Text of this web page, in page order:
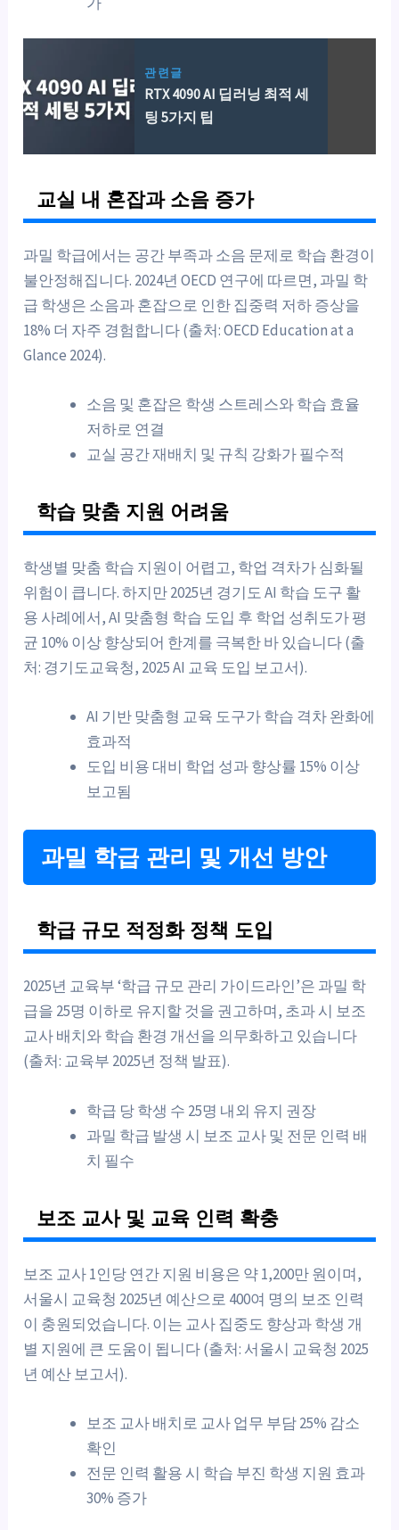
관련글
RTX 4090 AI 딥러닝 최적 세
팅 5가지 팁
교실 내 혼잡과 소음 증가
과밀 학급에서는 공간 부족과 소음 문제로 학습 환경이
불안정해집니다. 2024년 OECD 연구에 따르면, 과밀 학
급 학생은 소음과 혼잡으로 인한 집중력 저하 증상을
18% 더 자주 경험합니다 (출처: OECD Education at a
Glance 2024).
소음 및 혼잡은 학생 스트레스와 학습 효율
저하로 연결
교실 공간 재배치 및 규칙 강화가 필수적
학습 맞춤 지원 어려움
학생별 맞춤 학습 지원이 어렵고, 학업 격차가 심화될
위험이 큽니다. 하지만 2025년 경기도 AI 학습 도구 활
용 사례에서, AI 맞춤형 학습 도입 후 학업 성취도가 평
균 10% 이상 향상되어 한계를 극복한 바 있습니다 (출
처: 경기도교육청, 2025 AI 교육 도입 보고서).
AI 기반 맞춤형 교육 도구가 학습 격차 완화에
효과적
도입 비용 대비 학업 성과 향상률 15% 이상
보고됨
과밀 학급 관리 및 개선 방안
학급 규모 적정화 정책 도입
2025년 교육부 ‘학급 규모 관리 가이드라인’은 과밀 학
급을 25명 이하로 유지할 것을 권고하며, 초과 시 보조
교사 배치와 학습 환경 개선을 의무화하고 있습니다
(출처: 교육부 2025년 정책 발표).
학급 당 학생 수 25명 내외 유지 권장
과밀 학급 발생 시 보조 교사 및 전문 인력 배
치 필수
보조 교사 및 교육 인력 확충
보조 교사 1인당 연간 지원 비용은 약 1,200만 원이며,
서울시 교육청 2025년 예산으로 400여 명의 보조 인력
이 충원되었습니다. 이는 교사 집중도 향상과 학생 개
별 지원에 큰 도움이 됩니다 (출처: 서울시 교육청 2025
년 예산 보고서).
보조 교사 배치로 교사 업무 부담 25% 감소
확인
전문 인력 활용 시 학습 부진 학생 지원 효과
30% 증가